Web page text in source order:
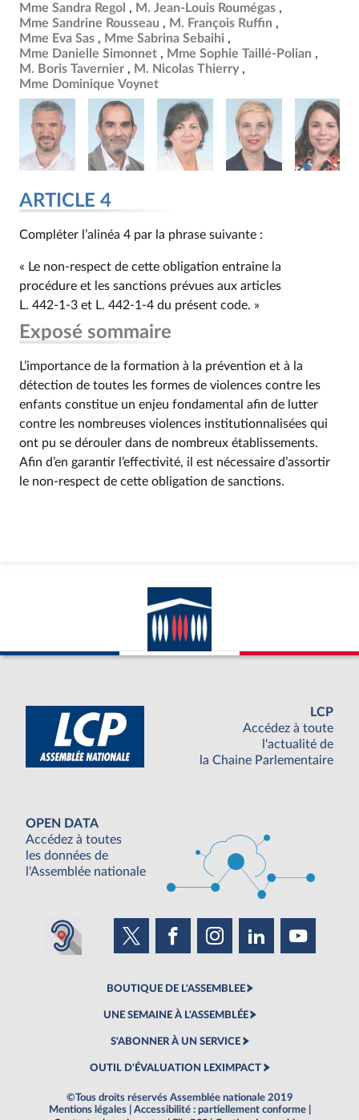
Mme Sandra Regol
M. Jean-Louis Roumégas
Mme Sandrine Rousseau
M. François Ruffin
Mme Eva Sas
Mme Sabrina Sebaihi
Mme Danielle Simonnet
Mme Sophie Taillé-Polian
M. Boris Tavernier
M. Nicolas Thierry
Mme Dominique Voynet
ARTICLE 4
Compléter l’alinéa 4 par la phrase suivante :
« Le non-respect de cette obligation entraine la
procédure et les sanctions prévues aux articles
L. 442‑1‑3 et L. 442‑1‑4 du présent code. »
Exposé sommaire
L’importance de la formation à la prévention et à la
détection de toutes les formes de violences contre les
enfants constitue un enjeu fondamental afin de lutter
contre les nombreuses violences institutionnalisées qui
ont pu se dérouler dans de nombreux établissements.
Afin d’en garantir l’effectivité, il est nécessaire d’assortir
le non-respect de cette obligation de sanctions.
LCP
Accédez à toute
l'actualité de
la Chaine Parlementaire
OPEN DATA
Accédez à toutes
les données de
l'Assemblée nationale
BOUTIQUE DE L'ASSEMBLEE
UNE SEMAINE À L'ASSEMBLÉE
S'ABONNER À UN SERVICE
OUTIL D'ÉVALUATION LEXIMPACT
©Tous droits réservés Assemblée nationale 2019
Mentions légales
Accessibilité : partiellement conforme